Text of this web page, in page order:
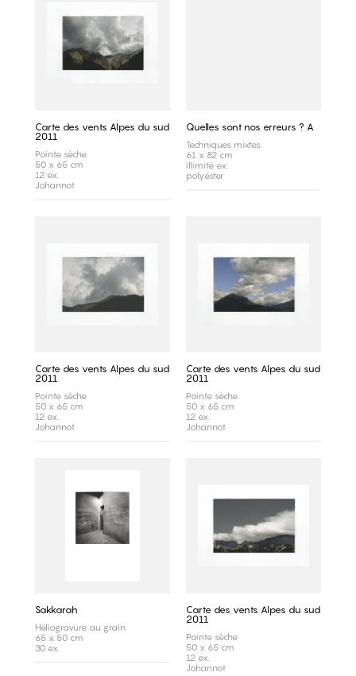
Carte des vents Alpes du sud
2011
Pointe sèche
50 x 65 cm
12 ex.
Johannot
Quelles sont nos erreurs ? A
Techniques mixtes
61 x 82 cm
illimité ex.
polyester
Carte des vents Alpes du sud
2011
Pointe sèche
50 x 65 cm
12 ex.
Johannot
Carte des vents Alpes du sud
2011
Pointe sèche
50 x 65 cm
12 ex.
Johannot
Sakkarah
Héliogravure au grain
65 x 50 cm
30 ex.
Carte des vents Alpes du sud
2011
Pointe sèche
50 x 65 cm
12 ex.
Johannot